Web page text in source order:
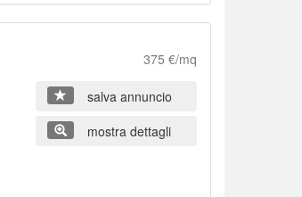
375 €/mq
salva annuncio
mostra dettagli